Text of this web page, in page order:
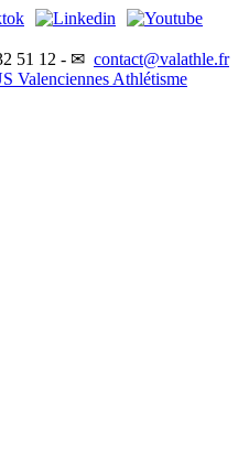
51 12 - ✉ contact@valathle.fr